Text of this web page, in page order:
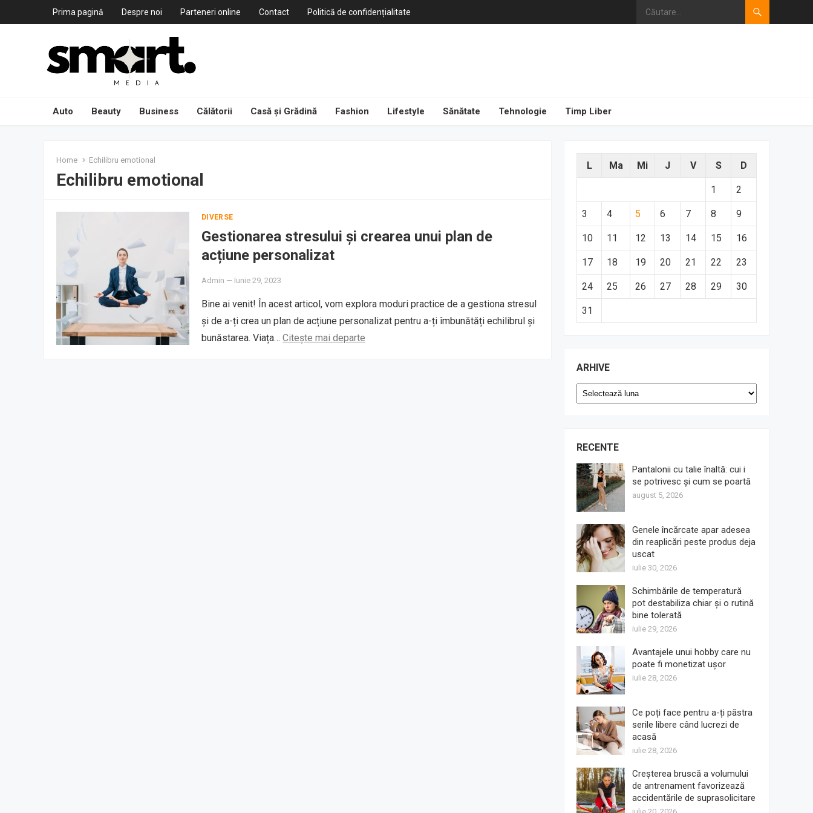
Prima pagină Despre noi Parteneri online Contact Politică de confidențialitate
Auto Beauty Business Călătorii Casă și Grădină Fashion Lifestyle Sănătate Tehnologie Timp Liber
Home Echilibru emotional
Echilibru emotional
DIVERSE
Gestionarea stresului și crearea unui plan de
acțiune personalizat
Admin — Iunie 29, 2023
Bine ai venit! În acest articol, vom explora moduri practice de a gestiona stresul
și de a-ți crea un plan de acțiune personalizat pentru a-ți îmbunătăți echilibrul și
bunăstarea. Viața… Citește mai departe
L Ma Mi J V S D
1 2
3 4 5 6 7 8 9
10 11 12 13 14 15 16
17 18 19 20 21 22 23
24 25 26 27 28 29 30
31
ARHIVE
Arhive
RECENTE
Pantalonii cu talie înaltă: cui i
se potrivesc și cum se poartă
august 5, 2026
Genele încărcate apar adesea
din reaplicări peste produs deja
uscat
iulie 30, 2026
Schimbările de temperatură
pot destabiliza chiar și o rutină
bine tolerată
iulie 29, 2026
Avantajele unui hobby care nu
poate fi monetizat ușor
iulie 28, 2026
Ce poți face pentru a-ți păstra
serile libere când lucrezi de
acasă
iulie 28, 2026
Creșterea bruscă a volumului
de antrenament favorizează
accidentările de suprasolicitare